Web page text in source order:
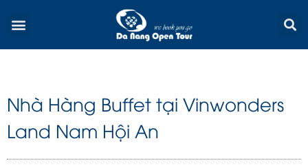
Menu
Nhà Hàng Buffet tại Vinwonders
Land Nam Hội An